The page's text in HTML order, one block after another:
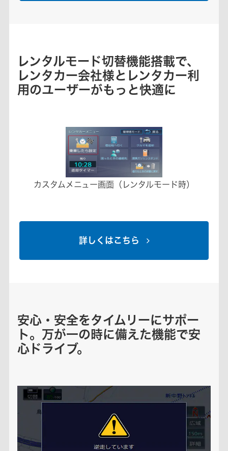
レンタルモード切替機能搭載で、
レンタカー会社様とレンタカー利
用のユーザーがもっと快適に
カスタムメニュー画面（レンタルモード時）
詳しくはこちら
安心・安全をタイムリーにサポー
ト。万が一の時に備えた機能で安
心ドライブ。